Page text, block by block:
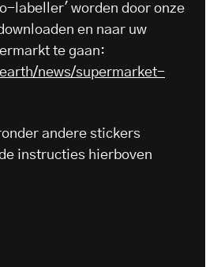
labeller' worden door onze
en naar uw
te gaan:
news/supermarket-
andere stickers
instructies hierboven